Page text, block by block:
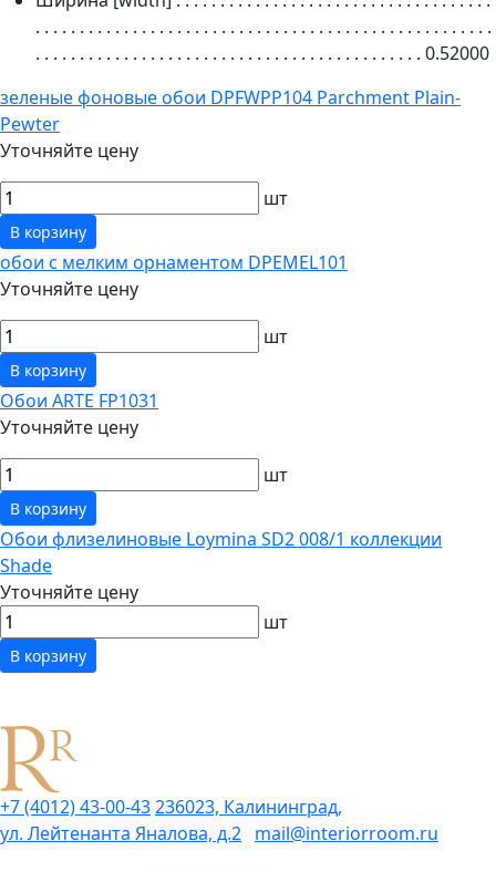
. . . . . . . . . . . . . . . . . . . . . . . . . . . . . . . . . . . . . . . . . . . . . . . . . . . .
. . . . . . . . . . . . . . . . . . . . . . . . . . . . . . . . . . . . . . . . . . . . 0.52000
зеленые фоновые обои DPFWPP104 Parchment Plain-
Pewter
Уточняйте цену
шт
В корзину
обои с мелким орнаментом DPEMEL101
Уточняйте цену
шт
В корзину
Обои ARTE FP1031
Уточняйте цену
шт
В корзину
Обои флизелиновые Loymina SD2 008/1 коллекции
Shade
Уточняйте цену
шт
В корзину
+7 (4012) 43-00-43236023, Калининград,
ул. Лейтенанта Яналова, д.2 mail@interiorroom.ru